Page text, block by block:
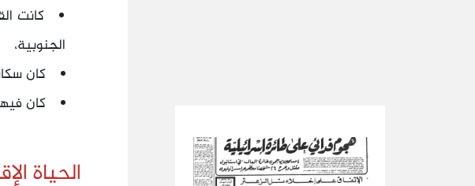
كانت
الجنوبية،
كان
كان
الحياة